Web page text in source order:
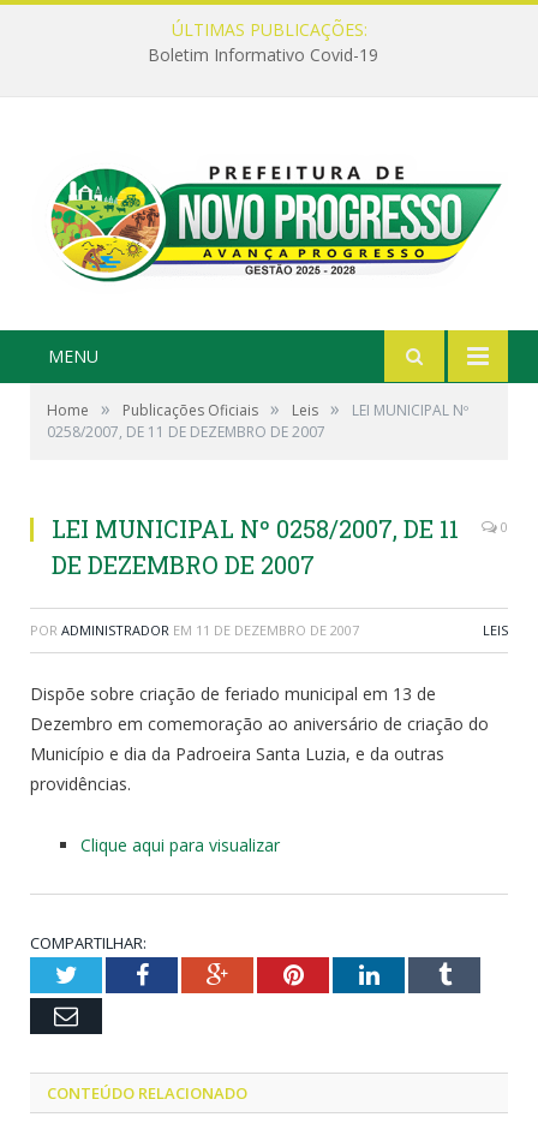
ÚLTIMAS PUBLICAÇÕES:
Boletim Informativo Covid-19
MENU
Home » Publicações Oficiais » Leis »
LEI MUNICIPAL Nº
0258/2007, DE 11 DE DEZEMBRO DE 2007
LEI MUNICIPAL Nº 0258/2007, DE 11
DE DEZEMBRO DE 2007
0
POR ADMINISTRADOR EM 11 DE DEZEMBRO DE 2007 LEIS
Dispõe sobre criação de feriado municipal em 13 de
Dezembro em comemoração ao aniversário de criação do
Município e dia da Padroeira Santa Luzia, e da outras
providências.
Clique aqui para visualizar
COMPARTILHAR:
TwitterFacebookGoogle+PinterestLinkedInTumblr
Email
CONTEÚDO RELACIONADO